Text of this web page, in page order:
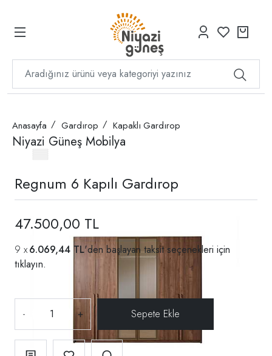
Anasayfa Gardırop Kapaklı Gardırop
Niyazi Güneş Mobilya
Regnum 6 Kapılı Gardırop
47.500,00 TL
6.069,44 TL'den başlayan taksit seçenekleri için
tıklayın.
- +